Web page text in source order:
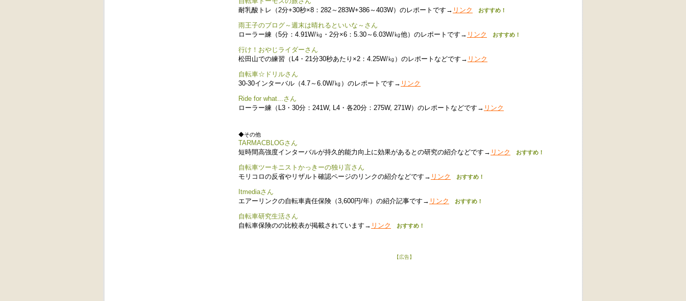
耐乳酸トレ（2分+30秒×8：282～283W+386～403W）のレポートです→ リンク おすすめ！
雨王子のブログ～週末は晴れるといいな～さん
ローラー練（5分：4.91W/㎏・2分×6：5.30～6.03W/㎏他）のレポートです→ リンク おすすめ！
行け！おやじライダーさん
松田山での練習（L4・21分30秒あたり×2：4.25W/㎏）のレポートなどです→ リンク
自転車☆ドリルさん
30-30インターバル（4.7～6.0W/㎏）のレポートです→ リンク
Ride for what...さん
ローラー練（L3・30分：241W, L4・各20分：275W, 271W）のレポートなどです→ リンク
◆その他
TARMACBLOGさん
短時間高強度インターバルが持久的能力向上に効果があるとの研究の紹介などです→ リンク おすすめ！
自転車ツーキニストかっきーの独り言さん
モリコロの反省やリザルト確認ページのリンクの紹介などです→ リンク おすすめ！
Itmediaさん
エアーリンクの自転車責任保険（3,600円/年）の紹介記事です→ リンク おすすめ！
自転車研究生活さん
自転車保険のの比較表が掲載されています→ リンク おすすめ！
【広告】